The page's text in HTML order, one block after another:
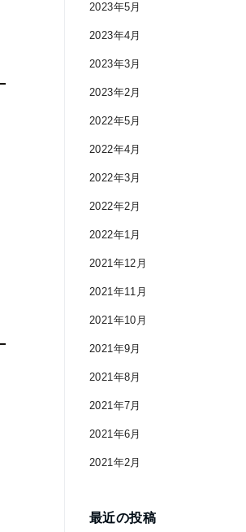
2023年5月
2023年4月
2023年3月
2023年2月
2022年5月
2022年4月
2022年3月
2022年2月
2022年1月
2021年12月
2021年11月
2021年10月
2021年9月
2021年8月
2021年7月
2021年6月
2021年2月
最近の投稿